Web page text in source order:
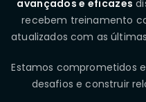
avançados e eficazes
recebem treinamento
atualizados com as
Estamos comprometidos
desafios e construir